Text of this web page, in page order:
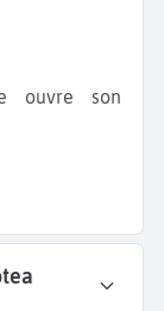
ouvre son